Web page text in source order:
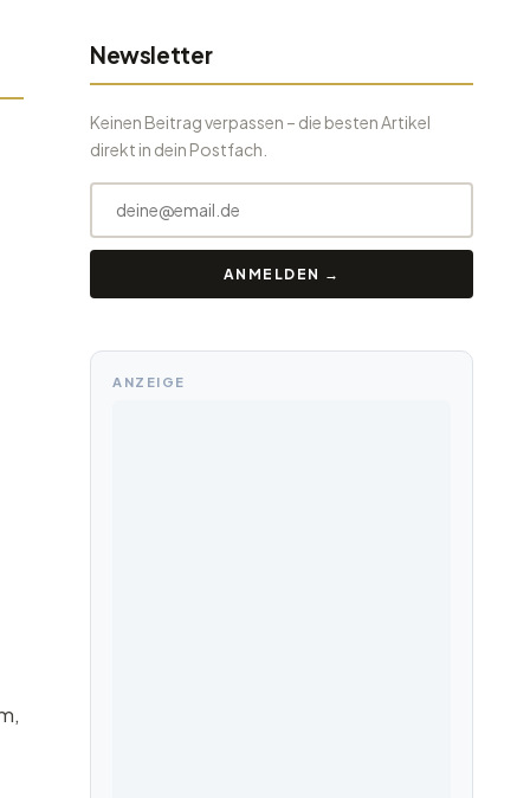
Newsletter
Keinen Beitrag verpassen – die besten Artikel
direkt in dein Postfach.
ANMELDEN →
ANZEIGE